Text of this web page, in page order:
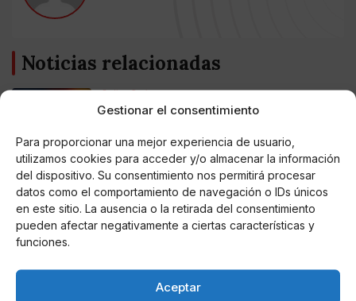
Gestionar el consentimiento
Para proporcionar una mejor experiencia de usuario,
utilizamos cookies para acceder y/o almacenar la información
del dispositivo. Su consentimiento nos permitirá procesar
datos como el comportamiento de navegación o IDs únicos
en este sitio. La ausencia o la retirada del consentimiento
pueden afectar negativamente a ciertas características y
funciones.
Aceptar
Noticias relacionadas
Online Casino
Mejores Cripto Casinos Online en
Colombia 2025: Bitcoin Casinos
Online Casino
Mejores Casinos Online con Bitcoin y
Criptomonedas en Argentina 2025